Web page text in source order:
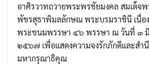
อาศิรวาทถวายพระพรชัยมงคล สมเด็จพ
พัชรสุธาพิมลลักษณ พระบรมราชินี เนื่อง
พระชนมพรรษา ๔๖ พรรษา ณ วันที่ ๓
๒๕๖๗ เพื่อแสดงความจงรักภักดีและสำ
มหากรุณาธิคุณ